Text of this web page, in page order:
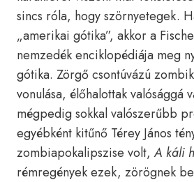
sincs róla, hogy szörnyetegek.
„amerikai gótika”, akkor a
nemzedék enciklopédiája meg
gótika. Zörgő csontúvázú
vonulása, élőhalottak valósággá
mégpedig sokkal valószerűbb
egyébként kitűnő Térey János
zombiapokalipszise volt,A káli
rémregények ezek, zörögnek